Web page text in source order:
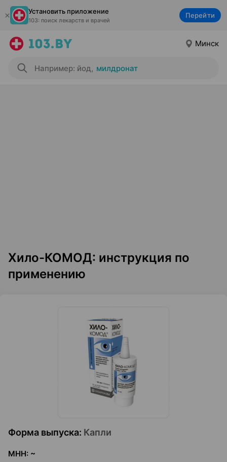
Установить приложение
103: поиск лекарств и врачей
Перейти
Минск
Например: йод, милдронат
Хило-КОМОД: инструкция по
применению
Форма выпуска: Капли
МНН: ~